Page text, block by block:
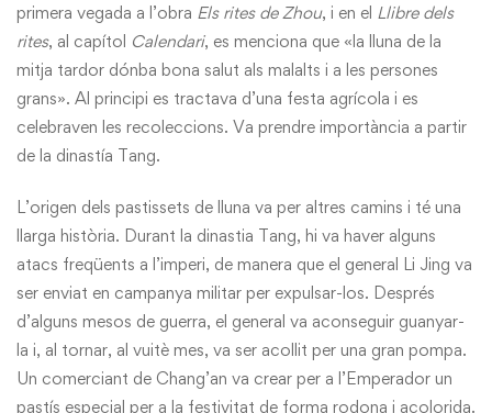
primera vegada a l’obra Elsrites de Zhou, i en el Llibre dels
rites, al capítol Calendari, es menciona que «la lluna de la
mitja tardor dónba bona salut als malalts i a les persones
grans». Al principi es tractava d’una festa agrícola i es
celebraven les recoleccions. Va prendre importància a partir
de la dinastía Tang.
L’origen dels pastissets de lluna va per altres camins i té una
llarga història. Durant la dinastia Tang, hi va haver alguns
atacs freqüents a l’imperi, de manera que el general Li Jing va
ser enviat en campanya militar per expulsar-los. Després
d’alguns mesos de guerra, el general va aconseguir guanyar-
la i, al tornar, al vuitè mes, va ser acollit per una gran pompa.
Un comerciant de Chang’an va crear per a l’Emperador un
pastís especial per a la festivitat de forma rodona i acolorida.